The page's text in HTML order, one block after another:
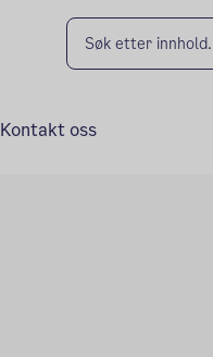
Kontakt oss